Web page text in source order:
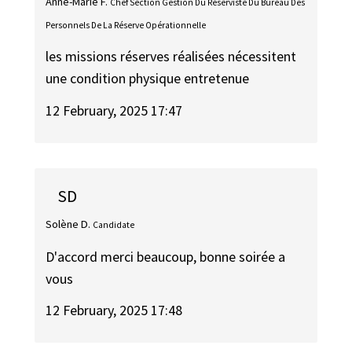
Personnels De La Réserve Opérationnelle
les missions réserves réalisées nécessitent
une condition physique entretenue
12 February, 2025 17:47
SD
Solène D. Candidate
D'accord merci beaucoup, bonne soirée a
vous
12 February, 2025 17:48